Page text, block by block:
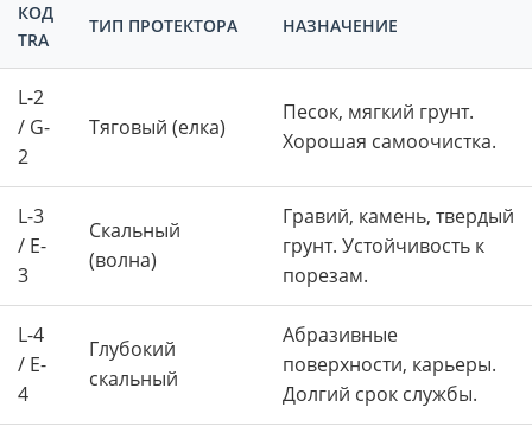
КОД
TRA
ТИП ПРОТЕКТОРА НАЗНАЧЕНИЕ
L-2
/ G-
2
Тяговый (елка)
Песок, мягкий грунт.
Хорошая самоочистка.
L-3
/ E-
3
Скальный
(волна)
Гравий, камень, твердый
грунт. Устойчивость к
порезам.
L-4
/ E-
4
Глубокий
скальный
Абразивные
поверхности, карьеры.
Долгий срок службы.